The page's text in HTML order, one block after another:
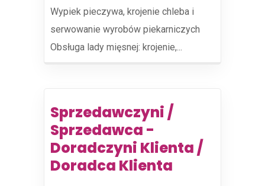
Wypiek pieczywa, krojenie chleba i
serwowanie wyrobów piekarniczych
Obsługa lady mięsnej: krojenie,...
Sprzedawczyni /
Sprzedawca -
Doradczyni Klienta /
Doradca Klienta